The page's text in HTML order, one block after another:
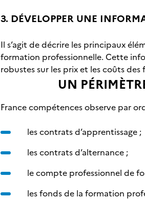
3. DÉVELOPPER UNE
Il s’agit de décrire les principaux
formation professionnelle. Cette
robustes sur les prix et les coûts des
UN
France compétences observe par
les contrats d’apprentissage ;
les contrats d’alternance ;
le compte professionnel de
les fonds de la formation